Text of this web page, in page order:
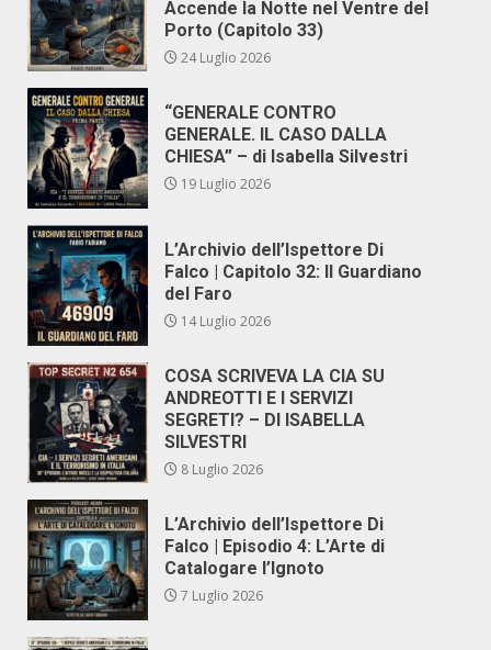
Accende la Notte nel Ventre del
Porto (Capitolo 33)
24 Luglio 2026
“GENERALE CONTRO
GENERALE. IL CASO DALLA
CHIESA” – di Isabella Silvestri
19 Luglio 2026
L’Archivio dell’Ispettore Di
Falco | Capitolo 32: Il Guardiano
del Faro
14 Luglio 2026
COSA SCRIVEVA LA CIA SU
ANDREOTTI E I SERVIZI
SEGRETI? – DI ISABELLA
SILVESTRI
8 Luglio 2026
L’Archivio dell’Ispettore Di
Falco | Episodio 4: L’Arte di
Catalogare l’Ignoto
7 Luglio 2026